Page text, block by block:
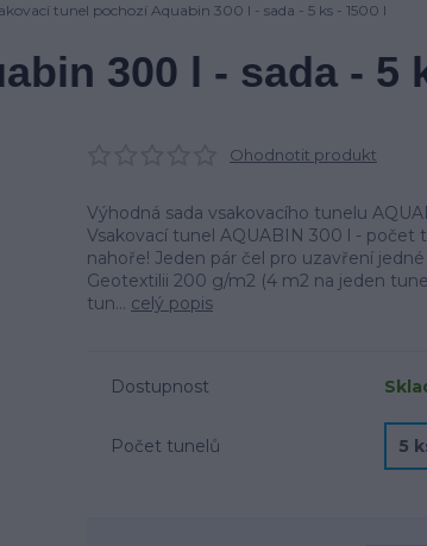
tunel pochozí Aquabin 300 l - sada - 5 ks - 1500 l
300 l - sada - 5
Ohodnotit produkt
Výhodná sada vsakovacího tunelu
Vsakovací tunel AQUABIN 300 l -
nahoře! Jeden pár čel pro uzavření
Geotextilii 200 g/m2 (4 m2 na jeden
tun... celý popis
Dostupnost
Počet tunelů